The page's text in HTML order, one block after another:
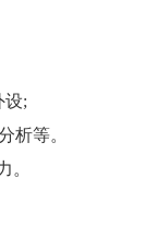
设;
析等。
。